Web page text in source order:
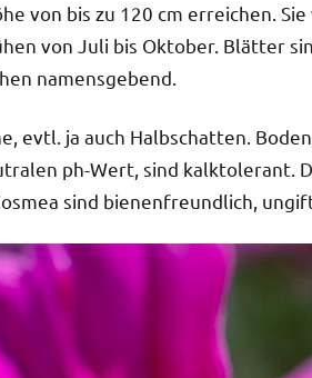
von bis zu 120 cm erreichen.
von Juli bis Oktober. Blätter
namensgebend.
evtl. ja auch Halbschatten.
ph-Wert, sind kalktolerant.
sind bienenfreundlich,